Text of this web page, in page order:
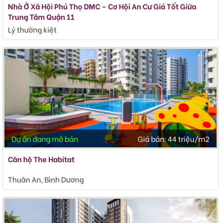
Nhà Ở Xã Hội Phú Thọ DMC – Cơ Hội An Cư Giá Tốt Giữa
Trung Tâm Quận 11
Lý thường kiệt
Dự án đang mở bán Giá bán:44 triệu/m2
Căn hộ The Habitat
Thuân An, Bình Dương